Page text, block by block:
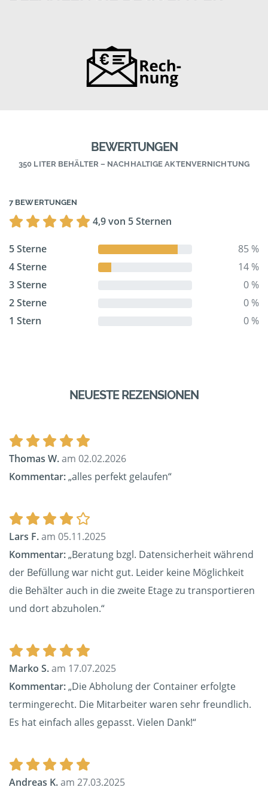
BEWERTUNGEN
350 LITER BEHÄLTER – NACHHALTIGE AKTENVERNICHTUNG
7 BEWERTUNGEN
4,9 von 5 Sternen
5 Sterne
85 %
4 Sterne
14 %
3 Sterne
0 %
2 Sterne
0 %
1 Stern
0 %
NEUESTE REZENSIONEN
Thomas W.am 02.02.2026
Kommentar:„alles perfekt gelaufen“
Lars F.am 05.11.2025
Kommentar:„Beratung bzgl. Datensicherheit während
der Befüllung war nicht gut. Leider keine Möglichkeit
die Behälter auch in die zweite Etage zu transportieren
und dort abzuholen.“
Marko S.am 17.07.2025
Kommentar:„Die Abholung der Container erfolgte
termingerecht. Die Mitarbeiter waren sehr freundlich.
Es hat einfach alles gepasst. Vielen Dank!“
Andreas K.am 27.03.2025